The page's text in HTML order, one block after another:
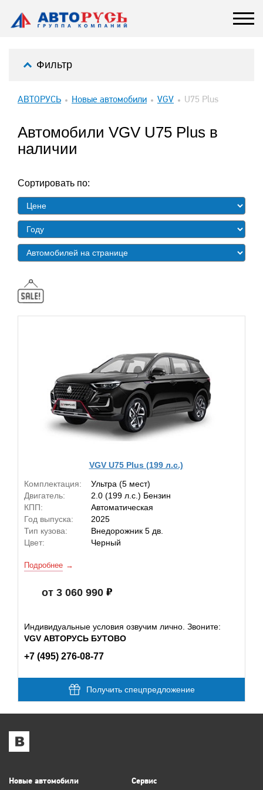
Фильтр
АВТОРУСЬ Новые автомобили VGV U75 Plus
Автомобили VGV U75 Plus в
наличии
Сортировать по:
VGV U75 Plus (199 л.с.)
Комплектация:
Ультра (5 мест)
Двигатель:
2.0 (199 л.с.) Бензин
КПП:
Автоматическая
Год выпуска:
2025
Тип кузова:
Внедорожник 5 дв.
Цвет:
Черный
Подробнее
от 3 060 990
Индивидуальные условия озвучим лично. Звоните:
VGV АВТОРУСЬ БУТОВО
+7 (495) 276-08-77
Получить спецпредложение
Новые автомобили Сервис